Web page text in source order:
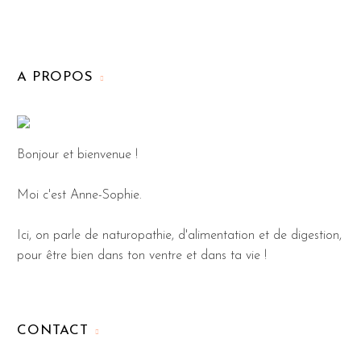
A PROPOS
Bonjour et bienvenue !
Moi c'est Anne-Sophie.
Ici, on parle de naturopathie, d'alimentation et de digestion,
pour être bien dans ton ventre et dans ta vie !
CONTACT